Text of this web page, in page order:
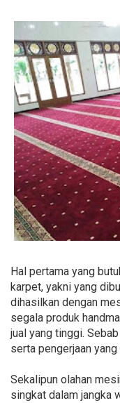
Hal pertama yang
karpet, yakni yang
dihasilkan dengan
segala produk
jual yang tinggi.
serta pengerjaan yang
Sekalipun olahan
singkat dalam jangka